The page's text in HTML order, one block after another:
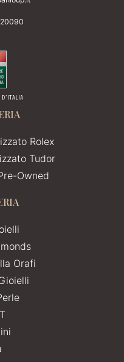
Rolex
Tudor
Owned
Orafi